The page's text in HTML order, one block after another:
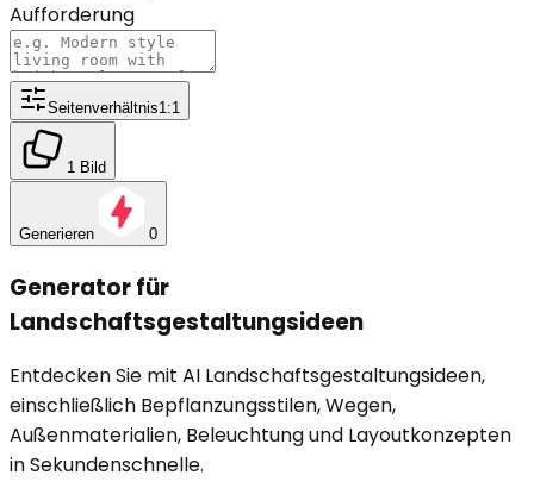
Aufforderung
Seitenverhältnis1:1
1 Bild
Generieren 0
Generator für
Landschaftsgestaltungsideen
Entdecken Sie mit AI Landschaftsgestaltungsideen,
einschließlich Bepflanzungsstilen, Wegen,
Außenmaterialien, Beleuchtung und Layoutkonzepten
in Sekundenschnelle.